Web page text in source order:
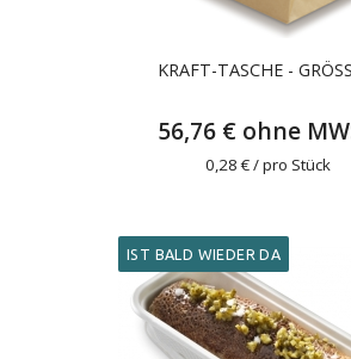
KRAFT-TASCHE -
56,76 € ohne
0,28 € / pro Stück
IST BALD WIEDER DA